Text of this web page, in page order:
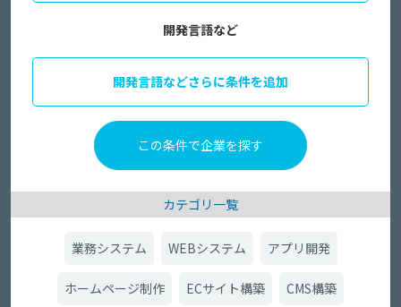
開発言語など
開発言語などさらに条件を追加
カテゴリ一覧
業務システム WEBシステム アプリ開発
ホームページ制作 ECサイト構築 CMS構築